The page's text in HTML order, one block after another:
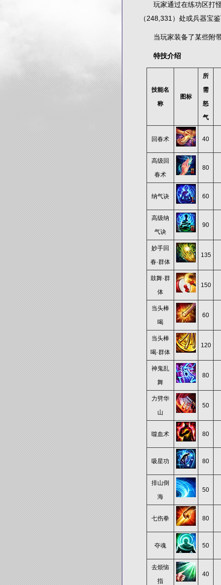
玩家通过在练功区打怪
（248,331）处或兵器宝
当玩家装备了某些附带
特技介绍
技能名
称
图标
所
需
怒
气
回春术 40
高级回
春术
80
纳气诀 60
高级纳
气诀
90
妙手回
春·群体
135
鼓舞·群
体
150
当头棒
喝
60
当头棒
喝·群体
120
神鬼乱
舞
80
力劈华
山
50
噬血术 80
吸星功 80
排山倒
海
50
七伤拳 80
夺魂 50
去烦恼
指
40